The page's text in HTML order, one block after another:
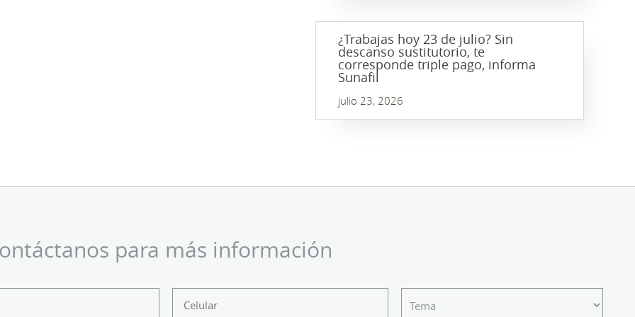
¿Trabajas hoy 23 de julio? Sin
descanso sustitutorio, te
corresponde triple pago, informa
Sunafil
julio 23, 2026
para más información